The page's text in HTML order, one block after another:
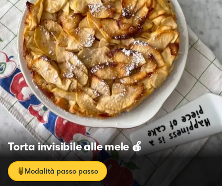
Torta invisibile alle mele 🍎
Modalità passo passo